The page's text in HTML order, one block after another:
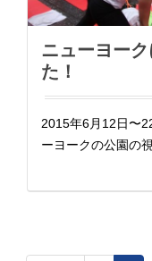
ニューヨー
た！
2015年6月12日〜
ーヨークの公園の